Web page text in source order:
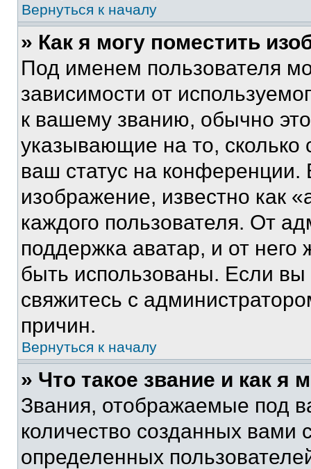
Вернуться к началу
» Как я могу поместить
Под именем пользователя
зависимости от
к вашему званию, обычно это
указывающие на то,
ваш статус на
изображение, известно как
каждого пользователя. От
поддержка аватар, и от него
быть использованы. Если
свяжитесь с
причин.
Вернуться к началу
» Что такое звание и как я
Звания, отображаемые под
количество созданных
определенных